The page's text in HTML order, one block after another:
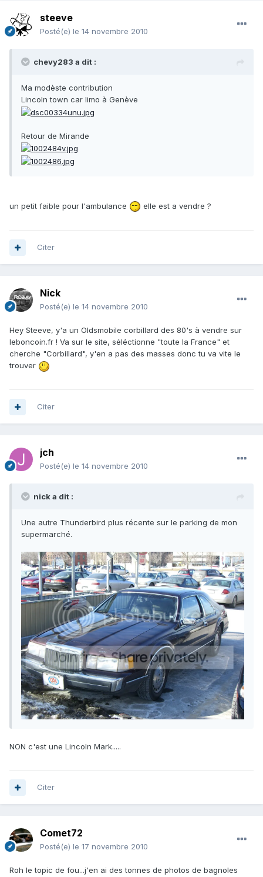
steeve
Posté(e) le 14 novembre 2010
chevy283 a dit :
Ma modèste contribution
Lincoln town car limo à Genève
Retour de Mirande
un petit faible pour l'ambulance elle est a vendre ?
Citer
Nick
Posté(e) le 14 novembre 2010
Hey Steeve, y'a un Oldsmobile corbillard des 80's à vendre sur
leboncoin.fr ! Va sur le site, séléctionne "toute la France" et
cherche "Corbillard", y'en a pas des masses donc tu va vite le
trouver
Citer
jch
Posté(e) le 14 novembre 2010
nick a dit :
Une autre Thunderbird plus récente sur le parking de mon
supermarché.
NON c'est une Lincoln Mark.....
Citer
Comet72
Posté(e) le 17 novembre 2010
Roh le topic de fou...j'en ai des tonnes de photos de bagnoles